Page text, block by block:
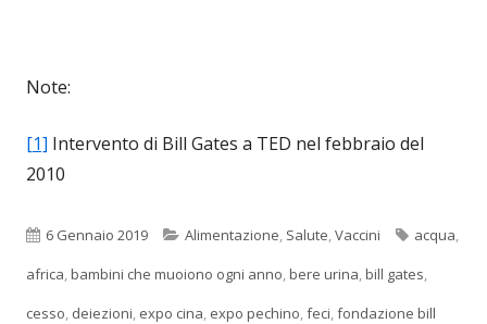
Note:
[1] Intervento di Bill Gates a TED nel febbraio del
2010
Pubblicato
6 Gennaio 2019 Categorie
Alimentazione, Salute,Vaccini Tag
acqua,
africa,bambini che muoiono ogni anno,bere urina,bill gates,
cesso, deiezioni, expo cina, expo pechino,feci,fondazione bill